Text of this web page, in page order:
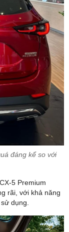
đáng kể so với
5 Premium
rãi, với khả năng
dụng.